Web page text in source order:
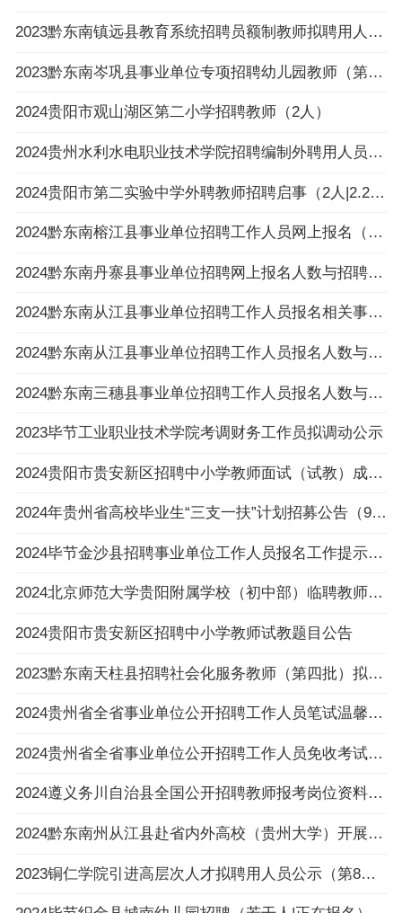
2023黔东南镇远县教育系统招聘员额制教师拟聘用人员公示（第八批）
2023黔东南岑巩县事业单位专项招聘幼儿园教师（第一批）拟聘用人员公示
2024贵阳市观山湖区第二小学招聘教师（2人）
2024贵州水利水电职业技术学院招聘编制外聘用人员面试名单公告
2024贵阳市第二实验中学外聘教师招聘启事（2人|2.26-3.4报名）
2024黔东南榕江县事业单位招聘工作人员网上报名（以缴费为准）不足3:1比例岗位一览表（截止
2024黔东南丹寨县事业单位招聘网上报名人数与招聘岗位计划人数达不到3:1比例岗位公示
2024黔东南从江县事业单位招聘工作人员报名相关事项温馨提示
2024黔东南从江县事业单位招聘工作人员报名人数与招聘岗位计划人数达不到3：1比例岗位（以
2024黔东南三穗县事业单位招聘工作人员报名人数与招聘岗位计划人数达不到3:1比例的岗位公布
2023毕节工业职业技术学院考调财务工作员拟调动公示
2024贵阳市贵安新区招聘中小学教师面试（试教）成绩、总成绩及进入体检人员名单及体检相关
2024年贵州省高校毕业生“三支一扶”计划招募公告（992人|3.6-3.8报名|3.30笔试）
2024毕节金沙县招聘事业单位工作人员报名工作提示的公告
2024北京师范大学贵阳附属学校（初中部）临聘教师招聘公告（4人|2.23-2.29报名）
2024贵阳市贵安新区招聘中小学教师试教题目公告
2023黔东南天柱县招聘社会化服务教师（第四批）拟录用人员名单公示
2024贵州省全省事业单位公开招聘工作人员笔试温馨提示
2024贵州省全省事业单位公开招聘工作人员免收考试费申请提交流程
2024遵义务川自治县全国公开招聘教师报考岗位资料原件审核及体检通知（2.27体检）
2024黔东南州从江县赴省内外高校（贵州大学）开展事业单位人才引进活动（教育类、综合类）
2023铜仁学院引进高层次人才拟聘用人员公示（第8批）